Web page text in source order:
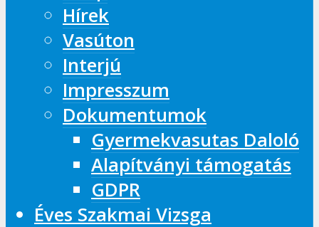
Hírek
Vasúton
Interjú
Impresszum
Dokumentumok
Gyermekvasutas Daloló
Alapítványi támogatás
GDPR
Éves Szakmai Vizsga